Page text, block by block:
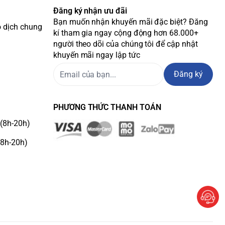
dịch chung
20h)
20h)
Đăng ký nhận ưu đãi
Bạn muốn nhận khuyến mãi đặc biệt? Đăng
kí tham gia ngay cộng động hơn 68.000+
người theo dõi của chúng tôi để cập nhật
khuyến mãi ngay lập tức
Đăng ký
PHƯƠNG THỨC THANH TOÁN